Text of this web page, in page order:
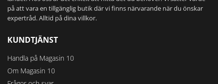
på att vara en tillgänglig butik där vi finns närvarande när du önskar
expertråd. Alltid på dina villkor.
KUNDTJÄNST
Handla på Magasin 10
Om Magasin 10